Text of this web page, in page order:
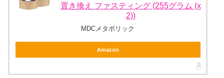
置き換え ファスティング (255グラム (x
2))
MDCメタボリック
Amazon